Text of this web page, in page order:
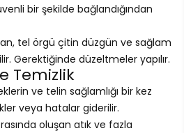
bir şekilde bağlandığından
tel örgü çitin düzgün ve sağlam
Gerektiğinde düzeltmeler yapılır.
Temizlik
ve telin sağlamlığı bir kez
veya hatalar giderilir.
oluşan atık ve fazla